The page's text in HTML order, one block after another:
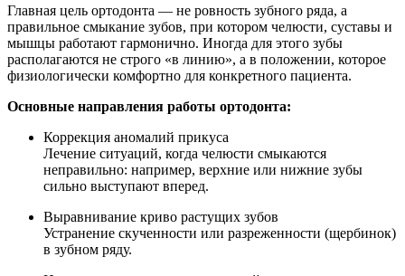
Главная цель ортодонта — не ровность зубного ряда, а
правильное смыкание зубов, при котором челюсти, суставы и
мышцы работают гармонично. Иногда для этого зубы
располагаются не строго «в линию», а в положении, которое
физиологически комфортно для конкретного пациента.
Основные направления работы ортодонта:
Коррекция аномалий прикуса
Лечение ситуаций, когда челюсти смыкаются
неправильно: например, верхние или нижние зубы
сильно выступают вперед.
Выравнивание криво растущих зубов
Устранение скученности или разреженности (щербинок)
в зубном ряду.